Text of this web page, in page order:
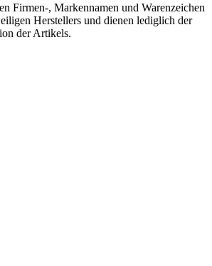
Firmen-, Markennamen und Warenzeichen
Herstellers und dienen lediglich der
der Artikels.